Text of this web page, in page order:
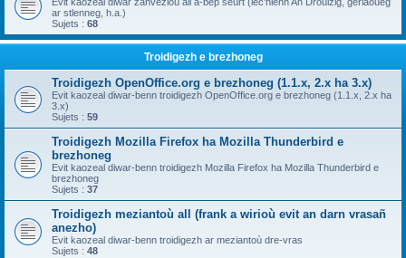
ar stlenneg, h.a.)
Sujets : 68
Troidigezh e brezhoneg
Troidigezh OpenOffice.org e brezhoneg (1.1.x, 2.x ha 3.x)
Evit kaozeal diwar-benn troidigezh OpenOffice.org e brezhoneg (1.1.x, 2.x ha
3.x)
Sujets : 59
Troidigezh Mozilla Firefox ha Mozilla Thunderbird e
brezhoneg
Evit kaozeal diwar-benn troidigezh Mozilla Firefox ha Mozilla Thunderbird e
brezhoneg
Sujets : 37
Troidigezh meziantoù all (frank a wirioù evit an darn vrasañ
anezho)
Evit kaozeal diwar-benn troidigezh ar meziantoù dre-vras
Sujets : 48